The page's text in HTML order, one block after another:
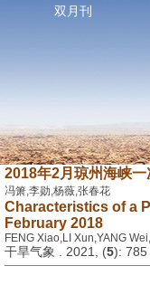
双月刊
2018年2月琼州海峡
冯箫,李勋,杨薇,张春花
Characteristics of a
February 2018
FENG Xiao,LI Xun,YANG
干旱气象 . 2021, (5):